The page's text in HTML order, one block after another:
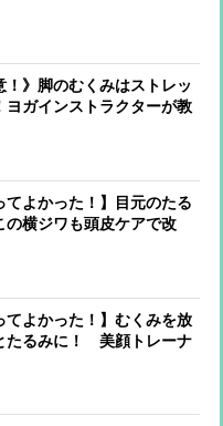
」、睡眠美容家が睡眠時
！》脚のむくみはストレッ
ヨガインストラクターが教
フケア
てよかった！】目元のたる
の横ジワも頭皮ケアで改
ーナーが愛用する“ヘッ
てよかった！】むくみを放
たるみに！ 美顔トレーナ
くみケアに愛用するアイ